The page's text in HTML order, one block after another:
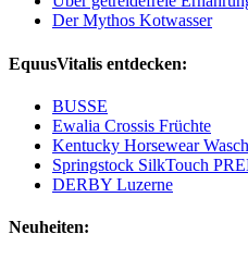
Der Mythos Kotwasser
EquusVitalis entdecken:
BUSSE
Ewalia Crossis Früchte
Kentucky Horsewear
Springstock SilkTouch
DERBY Luzerne
Neuheiten: